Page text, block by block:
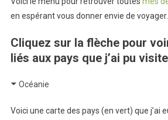
en espérant vous donner envie de voyager.
Cliquez sur la flèche pour
liés aux pays que j’ai pu
Océanie
Voici une carte des pays (en vert) que j’ai